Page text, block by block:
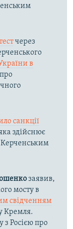
через
в
про
санкції
здійснює
Керченським
заявив,
мосту в
свідченням
Кремля.
з Росією про